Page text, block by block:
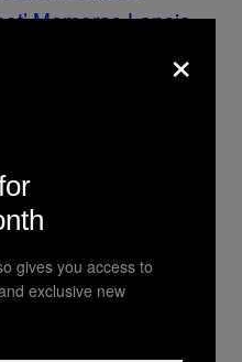
Ongkos
Memeras
×
gives you access to
exclusive new